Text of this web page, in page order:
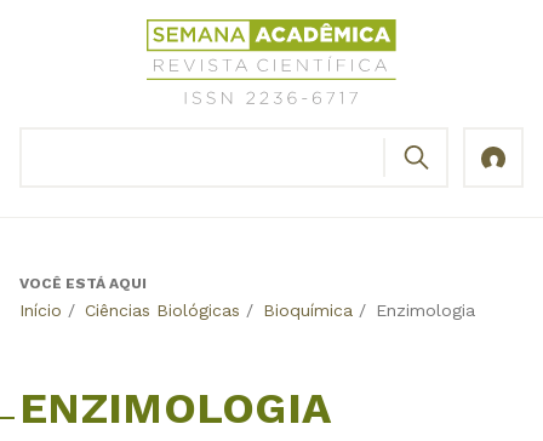
Revista
Científica
Semana
Back
VOCÊ ESTÁ AQUI
Início / Ciências Biológicas / Bioquímica / Enzimologia
ENZIMOLOGIA